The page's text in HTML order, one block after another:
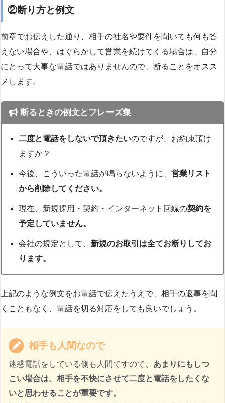
②断り方と例文
前章でお伝えした通り、相手の社名や要件を聞いても何も答
えない場合や、はぐらかして営業を続けてくる場合は、自分
にとって大事な電話ではありませんので、断ることをオスス
メします。
断るときの例文とフレーズ集
二度と電話をしないで頂きたいのですが、お約束頂け
ますか？
今後、こういった電話が鳴らないように、営業リスト
から削除してください。
現在、新規採用・契約・インターネット回線の契約を
予定していません。
会社の規定として、 新規のお取引は全てお断りしてお
ります。
上記のような例文をお電話で伝えたうえで、相手の返事を聞
くこともなく、電話を切る対応をしても良いでしょう。
相手も人間なので
迷惑電話をしている側も人間ですので、 あまりにもしつ
こい場合は、相手を不快にさせて二度と電話をしたくな
いと思わせることが重要です。